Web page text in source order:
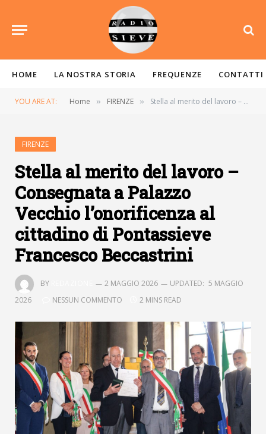
HOME LA NOSTRA STORIA FREQUENZE CONTATTI
YOU ARE AT: Home » FIRENZE » Stella al merito del lavoro – Consegnata a Palazzo Vecchio l’onorificenza al cittadino di Pontassieve Francesco Beccastrini
FIRENZE
Stella al merito del lavoro –
Consegnata a Palazzo
Vecchio l’onorificenza al
cittadino di Pontassieve
Francesco Beccastrini
BY 2 MAGGIO 2026 UPDATED: 5 MAGGIO
2026
NESSUN COMMENTO 2 MINS READ